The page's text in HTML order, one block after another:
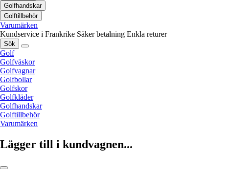
Golfhandskar
Golftillbehör
Varumärken
Kundservice i Frankrike Säker betalning Enkla returer
Sök
Golf
Golfväskor
Golfvagnar
Golfbollar
Golfskor
Golfkläder
Golfhandskar
Golftillbehör
Varumärken
Lägger till i kundvagnen...